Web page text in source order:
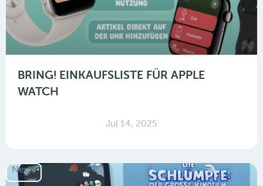
BRING! EINKAUFSLISTE FÜR APPLE
WATCH
Jul 14, 2025
News